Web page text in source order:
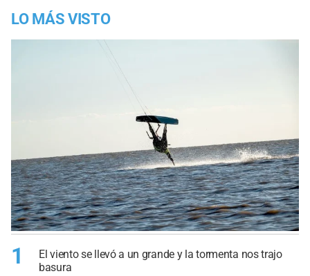
LO MÁS VISTO
1
El viento se llevó a un grande y la tormenta nos trajo
basura